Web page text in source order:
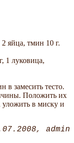
яйца, тмин 10 г.
1 луковица,
в замесить тесто.
Положить их
в миску и
admin